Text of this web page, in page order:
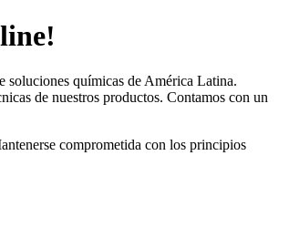
soluciones químicas de América Latina.
de nuestros productos. Contamos con un
comprometida con los principios